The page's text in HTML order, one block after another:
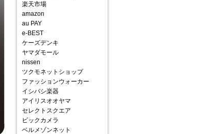
楽天市場
amazon
au PAY
e-BEST
ケーズデンキ
ヤマダモール
nissen
ツクモネットショップ
ファッションウォーカー
イシバシ楽器
アイリスオオヤマ
セレクトスクエア
ビックカメラ
ベルメゾンネット